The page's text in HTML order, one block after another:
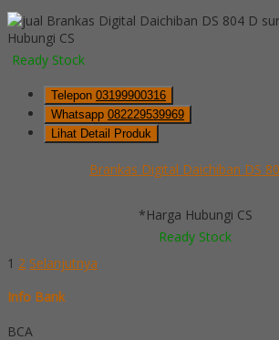
Hubungi CS
Ready Stock
Telepon 03199900316
Whatsapp 082229539969
Lihat Detail Produk
Brankas Digital Daichiban DS
*Harga Hubungi CS
Ready Stock
1 2 Selanjutnya
Info Bank
BCA